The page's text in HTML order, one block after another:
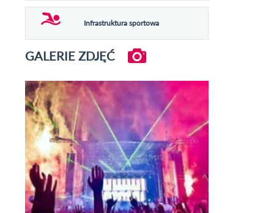
Infrastruktura sportowa
GALERIE ZDJĘĆ